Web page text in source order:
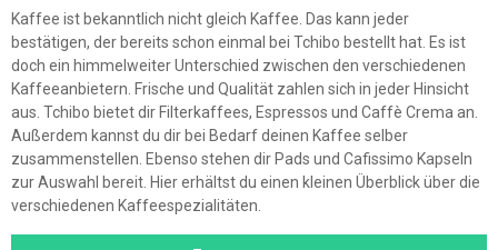
Kaffee ist bekanntlich nicht gleich Kaffee. Das kann jeder
bestätigen, der bereits schon einmal bei Tchibo bestellt hat. Es ist
doch ein himmelweiter Unterschied zwischen den verschiedenen
Kaffeeanbietern. Frische und Qualität zahlen sich in jeder Hinsicht
aus. Tchibo bietet dir Filterkaffees, Espressos und Caffè Crema an.
Außerdem kannst du dir bei Bedarf deinen Kaffee selber
zusammenstellen. Ebenso stehen dir Pads und Cafissimo Kapseln
zur Auswahl bereit. Hier erhältst du einen kleinen Überblick über die
verschiedenen Kaffeespezialitäten.